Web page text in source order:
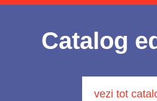
Catalog
vezi tot